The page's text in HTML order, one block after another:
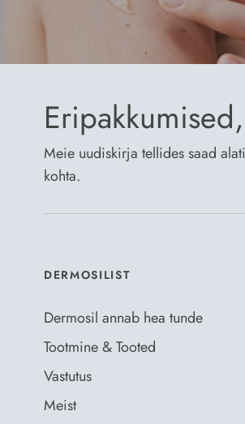
Meie uudiskirja tellides saad
kohta.
DERMOSILIST
Dermosil annab hea tunde
Tootmine & Tooted
Vastutus
Meist